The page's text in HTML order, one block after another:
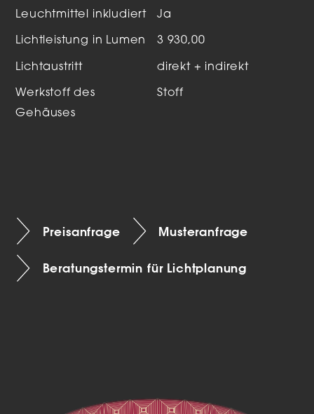
Leuchtmittel inkludiert Ja
Lichtleistung in Lumen 3 930,00
Lichtaustritt direkt + indirekt
Werkstoff des
Gehäuses
Stoff
Preisanfrage Musteranfrage
Beratungstermin für Lichtplanung